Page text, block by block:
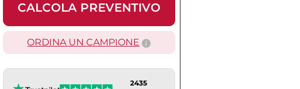
CALCOLA PREVENTIVO
ORDINA UN CAMPIONE
2435